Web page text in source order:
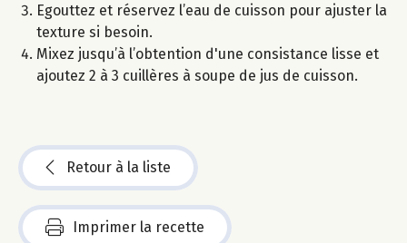
Egouttez et réservez l’eau de cuisson pour ajuster la
texture si besoin.
Mixez jusqu’à l’obtention d'une consistance lisse et
ajoutez 2 à 3 cuillères à soupe de jus de cuisson.
Retour à la liste
Imprimer la recette